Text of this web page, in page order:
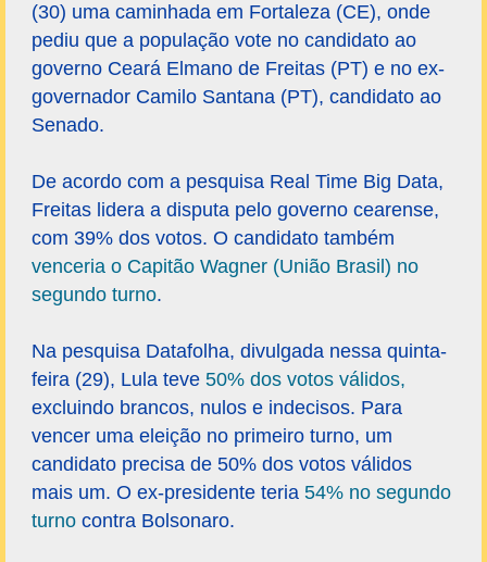
(30) uma caminhada em Fortaleza (CE), onde
pediu que a população vote no candidato ao
governo Ceará Elmano de Freitas (PT) e no ex-
governador Camilo Santana (PT), candidato ao
Senado.
De acordo com a pesquisa Real Time Big Data,
Freitas lidera a disputa pelo governo cearense,
com 39% dos votos. O candidato também
venceria o Capitão Wagner (União Brasil) no
segundo turno.
Na pesquisa Datafolha, divulgada nessa quinta-
feira (29), Lula teve 50% dos votos válidos,
excluindo brancos, nulos e indecisos. Para
vencer uma eleição no primeiro turno, um
candidato precisa de 50% dos votos válidos
mais um. O ex-presidente teria 54% no segundo
turno contra Bolsonaro.